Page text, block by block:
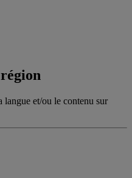
langue et/ou le contenu sur